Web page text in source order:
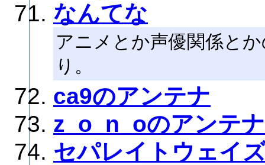
なんてな
アニメとか声優関係と
り。
ca9のアンテナ
z_o_n_oのアンテナ
セパレイトウェイ